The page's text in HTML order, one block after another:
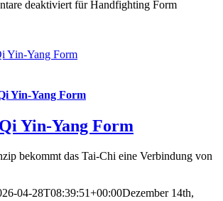
deaktiviert für Handfighting Form
Yin-Yang Form
Yin-Yang Form
Yin-Yang Form
bekommt das Tai-Chi eine Verbindung von
04-28T08:39:51+00:00Dezember 14th,